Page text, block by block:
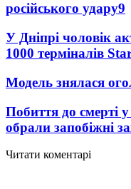
російського удару9
У Дніпрі чоловік
1000 терміналів
Модель знялася
Побиття до смерті
обрали запобіжні
Читати коментарі